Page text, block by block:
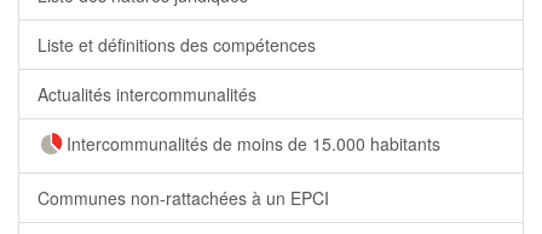
Liste et définitions des compétences
Actualités intercommunalités
Intercommunalités de moins de 15.000 habitants
Communes non-rattachées à un EPCI